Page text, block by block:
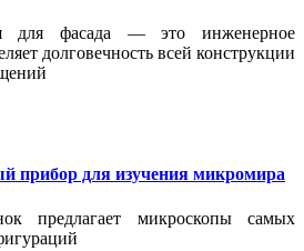
для фасада — это инженерное
долговечность всей конструкции
прибор для изучения микромира
предлагает микроскопы самых